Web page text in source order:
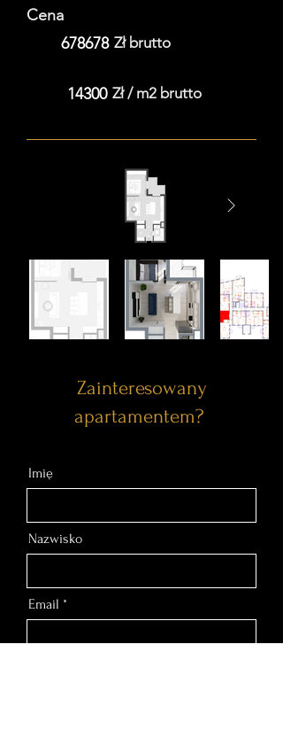
Cena
678678 Zł brutto
14300 Zł / m2 brutto
Zainteresowany
apartamentem?
Imię
Nazwisko
Email